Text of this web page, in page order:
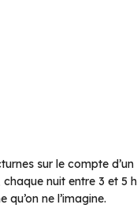
sur le compte
chaque nuit entre 3 et
ne l’imagine.